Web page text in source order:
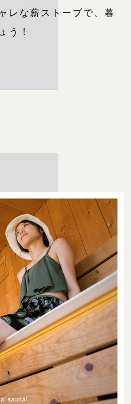
レな薪ストーブで、暮
う！